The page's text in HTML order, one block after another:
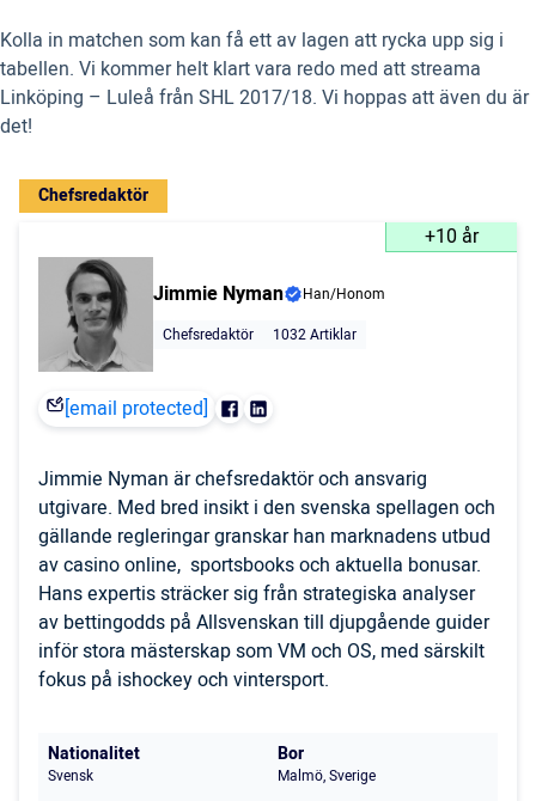
Kolla in matchen som kan få ett av lagen att rycka upp sig i
tabellen. Vi kommer helt klart vara redo med att streama
Linköping – Luleå från SHL 2017/18. Vi hoppas att även du är
det!
Chefsredaktör
+10 år
Jimmie Nyman
Han/Honom
Chefsredaktör
1032 Artiklar
[email protected]
Jimmie Nyman är chefsredaktör och ansvarig
utgivare. Med bred insikt i den svenska spellagen och
gällande regleringar granskar han marknadens utbud
av casino online, sportsbooks och aktuella bonusar.
Hans expertis sträcker sig från strategiska analyser
av bettingodds på Allsvenskan till djupgående guider
inför stora mästerskap som VM och OS, med särskilt
fokus på ishockey och vintersport.
Nationalitet
Svensk
Bor
Malmö, Sverige